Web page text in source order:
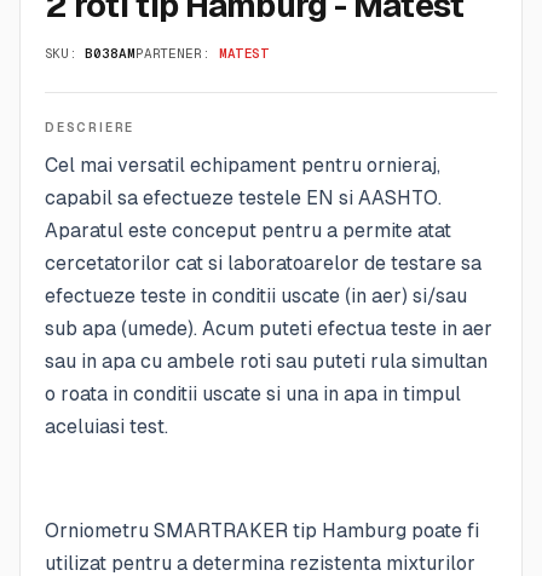
SKU: B038AMPARTENER: MATEST
DESCRIERE
Cel mai versatil echipament pentru ornieraj,
capabil sa efectueze testele EN si AASHTO.
Aparatul este conceput pentru a permite atat
cercetatorilor cat si laboratoarelor de testare sa
efectueze teste in conditii uscate (in aer) si/sau
sub apa (umede). Acum puteti efectua teste in aer
sau in apa cu ambele roti sau puteti rula simultan
o roata in conditii uscate si una in apa in timpul
aceluiasi test.
Orniometru SMARTRAKER tip Hamburg poate fi
utilizat pentru a determina rezistenta mixturilor